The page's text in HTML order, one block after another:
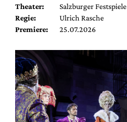
Theater:
Salzburger Festspiele
Regie:
Ulrich Rasche
Premiere:
25.07.2026